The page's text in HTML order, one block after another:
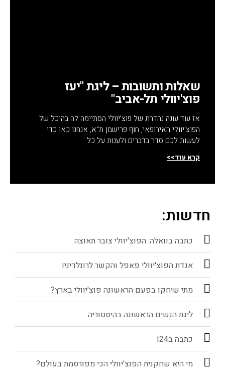
שאלות ותשובות – ליגת "יעז
פוצ'יוולי תל-אביב"
אז עוד עונה נהדרת של פוצ'יוולי הסתיימה לה בהיכל של
הפוצ'יוולי האירופאי, חוף פרישמן ת"א, אנחנו כאן כדי
לעשות לכם סדר בדברים ולענות על כל
קרא עוד>>
חדשות:
כתבה בוואלה: הפוצ'יוולי צובר תאוצה
אגדת הפוצ'יוולי פאפל והקשר לרונלדיניו
מתי שיחקו בפעם הראשונה פוצ'יוולי בארץ?
ליגת הנשים הראשונה בהיסטוריה
כתבה בI24
מי היא שחקנית הפוצ'יוולי הכי מפורסמת בעולם?